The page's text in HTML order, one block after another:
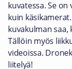
kuvatessa. Se
kuin
kuvakulman
Tällöin myös
videoissa.
liitelyä!